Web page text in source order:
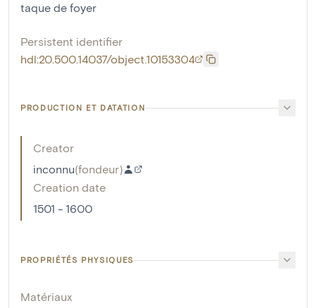
taque de foyer
Persistent identifier
hdl:20.500.14037/object.10153304
PRODUCTION ET DATATION
Creator
inconnu(fondeur)
Creation date
1501 - 1600
PROPRIÉTÉS PHYSIQUES
Matériaux